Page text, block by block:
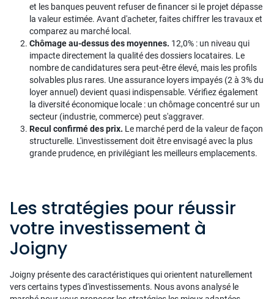
et les banques peuvent refuser de financer si le projet dépasse
la valeur estimée. Avant d'acheter, faites chiffrer les travaux et
comparez au marché local.
Chômage au-dessus des moyennes. 12,0% : un niveau qui
impacte directement la qualité des dossiers locataires. Le
nombre de candidatures sera peut-être élevé, mais les profils
solvables plus rares. Une assurance loyers impayés (2 à 3% du
loyer annuel) devient quasi indispensable. Vérifiez également
la diversité économique locale : un chômage concentré sur un
secteur (industrie, commerce) peut s'aggraver.
Recul confirmé des prix. Le marché perd de la valeur de façon
structurelle. L'investissement doit être envisagé avec la plus
grande prudence, en privilégiant les meilleurs emplacements.
Les stratégies pour réussir
votre investissement à
Joigny
Joigny présente des caractéristiques qui orientent naturellement
vers certains types d'investissements. Nous avons analysé le